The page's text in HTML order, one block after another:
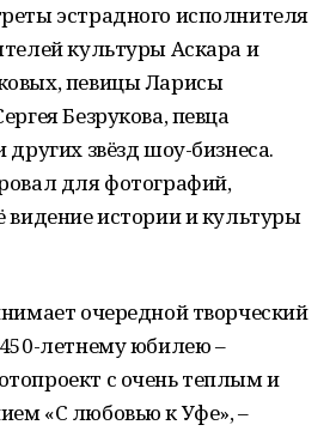
эстрадного исполнителя
культуры Аскара и
певицы Ларисы
Безрукова, певца
звёзд шоу-бизнеса.
для фотографий,
видение истории и культуры
очередной творческий
летнему юбилею –
с очень теплым и
«С любовью к Уфе», –